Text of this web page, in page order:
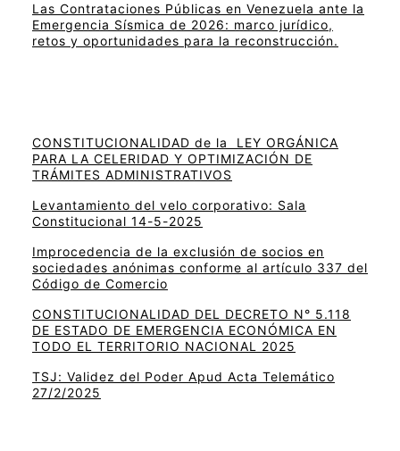
Las Contrataciones Públicas en Venezuela ante la
Emergencia Sísmica de 2026: marco jurídico,
retos y oportunidades para la reconstrucción.
CONSTITUCIONALIDAD de la LEY ORGÁNICA
PARA LA CELERIDAD Y OPTIMIZACIÓN DE
TRÁMITES ADMINISTRATIVOS
Levantamiento del velo corporativo: Sala
Constitucional 14-5-2025
Improcedencia de la exclusión de socios en
sociedades anónimas conforme al artículo 337 del
Código de Comercio
CONSTITUCIONALIDAD DEL DECRETO N° 5.118
DE ESTADO DE EMERGENCIA ECONÓMICA EN
TODO EL TERRITORIO NACIONAL 2025
TSJ: Validez del Poder Apud Acta Telemático
27/2/2025